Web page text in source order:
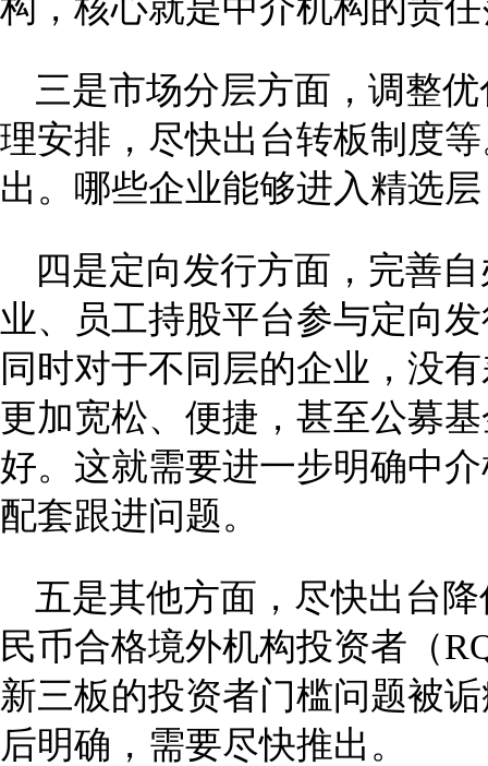
构，核心就是中介机构的责
三是市场分层方面，调整
理安排，尽快出台转板制度
出。哪些企业能够进入精选
四是定向发行方面，完善
业、员工持股平台参与定向
同时对于不同层的企业，没
更加宽松、便捷，甚至公募
好。这就需要进一步明确中
配套跟进问题。
五是其他方面，尽快出台
民币合格境外机构投资者（
新三板的投资者门槛问题被
后明确，需要尽快推出。